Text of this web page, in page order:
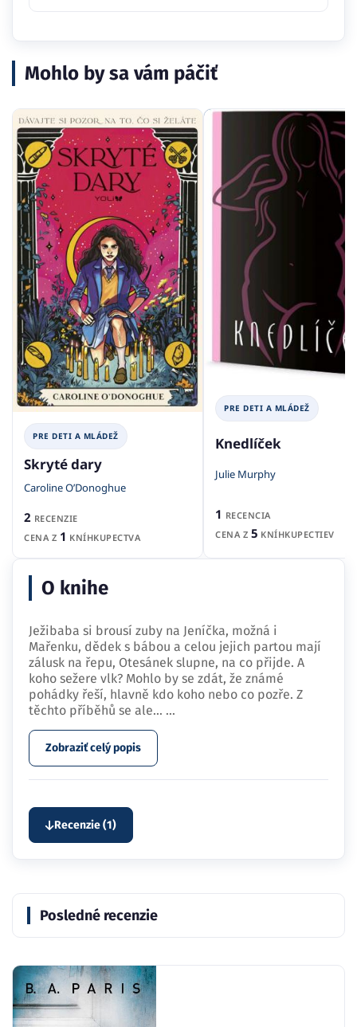
Mohlo by sa vám páčiť
PRE DETI A MLÁDEŽ
Skryté dary
Caroline O’Donoghue
2 RECENZIE
CENA Z 1 KNÍHKUPECTVA
PRE DETI A MLÁDEŽ
Knedlíček
Julie Murphy
1 RECENCIA
CENA Z 5 KNÍHKUPECTIEV
O knihe
Ježibaba si brousí zuby na Jeníčka, možná i
Mařenku, dědek s bábou a celou jejich partou mají
zálusk na řepu, Otesánek slupne, na co přijde. A
koho sežere vlk? Mohlo by se zdát, že známé
pohádky řeší, hlavně kdo koho nebo co pozře. Z
těchto příběhů se ale… ...
Zobraziť celý popis
Recenzie (1)
Posledné recenzie